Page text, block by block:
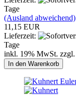
Tage
(Ausland abweichend)
11,15 EUR
Lieferzeit:
Tage
inkl. 19% MwSt. zzgl.
In den Warenkorb